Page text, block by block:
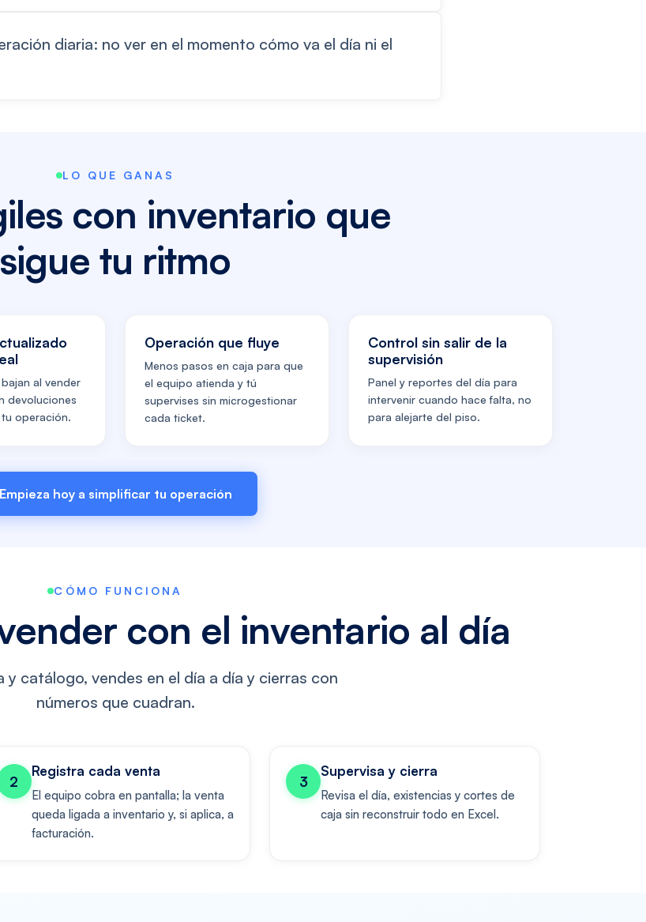
diaria: no ver en el momento cómo va el día ni el
LO QUE GANAS
con inventario que
sigue tu ritmo
al vender
devoluciones
operación.
Operación que fluye
Menos pasos en caja para que
el equipo atienda y tú
supervises sin microgestionar
cada ticket.
Control sin salir de la
supervisión
Panel y reportes del día para
intervenir cuando hace falta, no
para alejarte del piso.
Empieza hoy a simplificar tu operación
CÓMO FUNCIONA
con el inventario al día
y catálogo, vendes en el día a día y cierras con
números que cuadran.
2
Registra cada venta
El equipo cobra en pantalla; la venta
queda ligada a inventario y, si aplica, a
facturación.
3
Supervisa y cierra
Revisa el día, existencias y cortes de
caja sin reconstruir todo en Excel.